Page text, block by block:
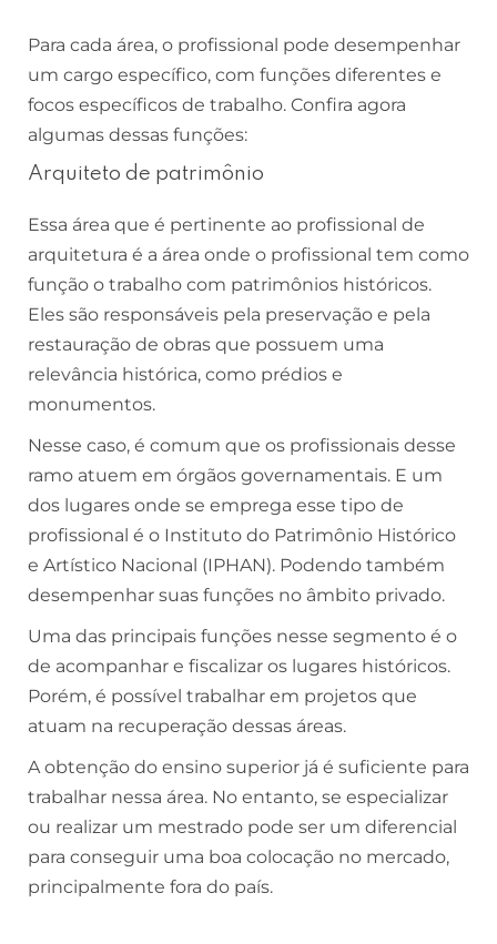
Para cada área, o profissional pode desempenhar
um cargo específico, com funções diferentes e
focos específicos de trabalho. Confira agora
algumas dessas funções:
Arquiteto de patrimônio
Essa área que é pertinente ao profissional de
arquitetura é a área onde o profissional tem como
função o trabalho com patrimônios históricos.
Eles são responsáveis pela preservação e pela
restauração de obras que possuem uma
relevância histórica, como prédios e
monumentos.
Nesse caso, é comum que os profissionais desse
ramo atuem em órgãos governamentais. E um
dos lugares onde se emprega esse tipo de
profissional é o Instituto do Patrimônio Histórico
e Artístico Nacional (IPHAN). Podendo também
desempenhar suas funções no âmbito privado.
Uma das principais funções nesse segmento é o
de acompanhar e fiscalizar os lugares históricos.
Porém, é possível trabalhar em projetos que
atuam na recuperação dessas áreas.
A obtenção do ensino superior já é suficiente para
trabalhar nessa área. No entanto, se especializar
ou realizar um mestrado pode ser um diferencial
para conseguir uma boa colocação no mercado,
principalmente fora do país.